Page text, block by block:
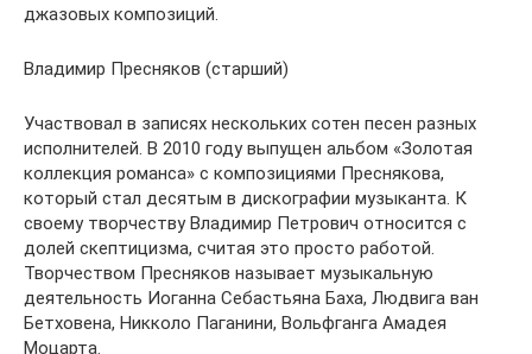
джазовых композиций.
Владимир Пресняков (старший)
Участвовал в записях нескольких сотен песен разных
исполнителей. В 2010 году выпущен альбом «Золотая
коллекция романса» с композициями Преснякова,
который стал десятым в дискографии музыканта. К
своему творчеству Владимир Петрович относится с
долей скептицизма, считая это просто работой.
Творчеством Пресняков называет музыкальную
деятельность Иоганна Себастьяна Баха, Людвига ван
Бетховена, Никколо Паганини, Вольфганга Амадея
Моцарта.